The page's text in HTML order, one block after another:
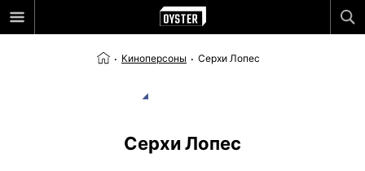
Киноперсоны Серхи Лопес
Серхи Лопес